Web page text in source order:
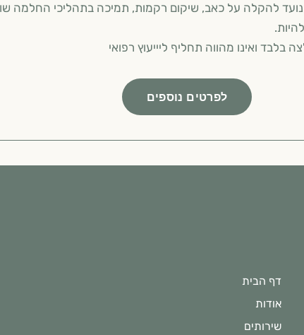
להקלה על כאב, שיקום רקמות, תמיכה בתהליכי החלמה
מהווה תחליף ליייעוץ רפואי
לפרטים נוספים
דף הבית
אודות
שירותים